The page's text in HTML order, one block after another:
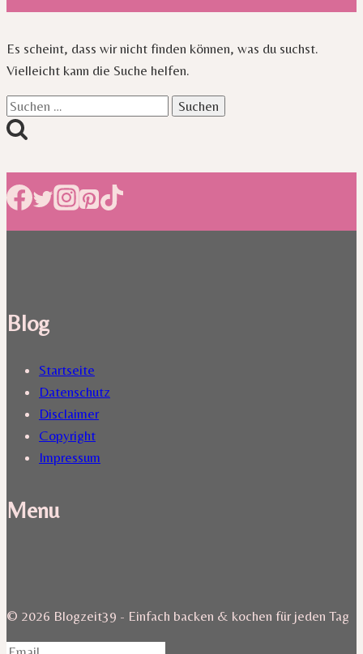
Es scheint, dass wir nicht finden können, was du suchst.
Vielleicht kann die Suche helfen.
Suchen
nach:
Blog
Startseite
Datenschutz
Disclaimer
Copyright
Impressum
Menu
© 2026 Blogzeit39 - Einfach backen & kochen für jeden Tag